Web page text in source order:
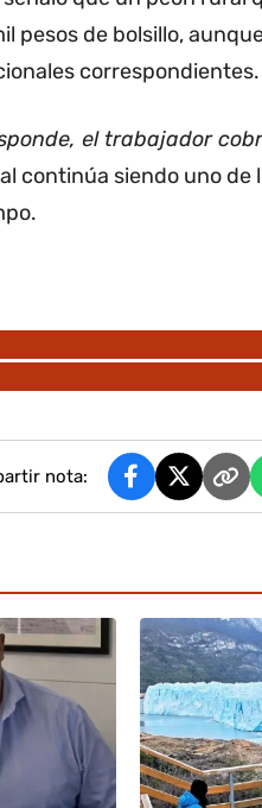
pesos de bolsillo,
correspondientes.
el trabajador
continúa siendo uno de
nota: